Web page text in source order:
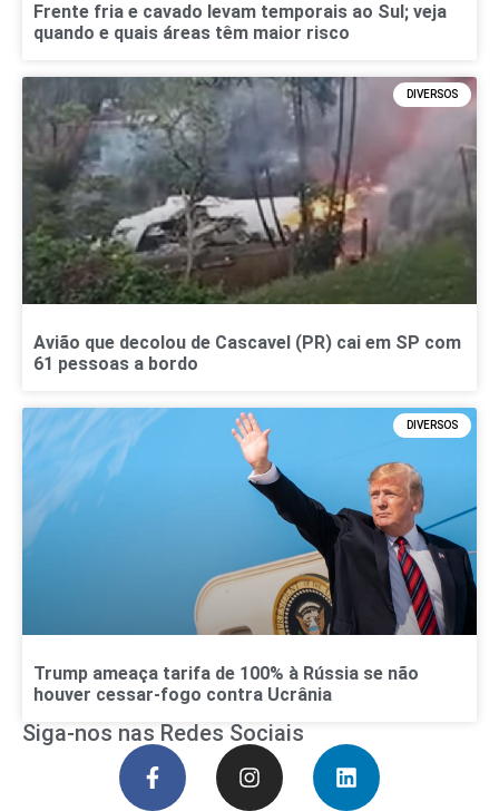
Frente fria e cavado levam temporais ao Sul; veja
quando e quais áreas têm maior risco
DIVERSOS
Avião que decolou de Cascavel (PR) cai em SP com
61 pessoas a bordo
DIVERSOS
Trump ameaça tarifa de 100% à Rússia se não
houver cessar-fogo contra Ucrânia
Siga-nos nas Redes Sociais